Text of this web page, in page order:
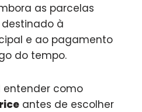
as parcelas
à
e ao pagamento
do tempo.
entender como
antes de escolher